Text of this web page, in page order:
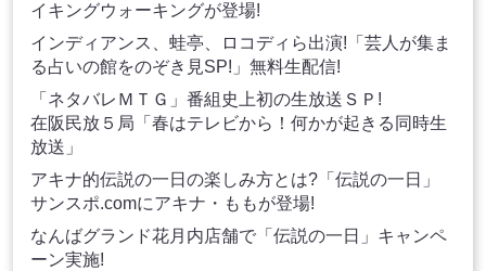
イキングウォーキングが登場!
インディアンス、蛙亭、ロコディら出演!「芸人が集ま
る占いの館をのぞき見SP!」無料生配信!
「ネタバレＭＴＧ」番組史上初の生放送ＳＰ!
在阪民放５局「春はテレビから！何かが起きる同時生
放送」
アキナ的伝説の一日の楽しみ方とは?「伝説の一日」
サンスポ.comにアキナ・ももが登場!
なんばグランド花月内店舗で「伝説の一日」キャンペ
ーン実施!